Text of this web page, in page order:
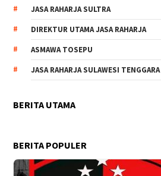
JASA RAHARJA SULTRA
DIREKTUR UTAMA JASA RAHARJA
ASMAWA TOSEPU
JASA RAHARJA SULAWESI TENGGARA
BERITA UTAMA
BERITA POPULER